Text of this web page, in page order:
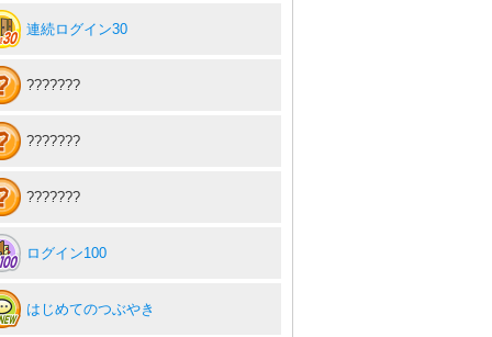
連続ログイン30
???????
???????
???????
ログイン100
はじめてのつぶやき